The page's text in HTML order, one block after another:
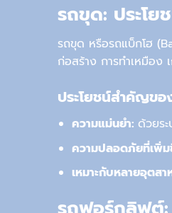
รถขุด: ประโย
รถขุด หรือรถแบ็กโฮ
ก่อสร้าง การทำเหมือง
ประโยชน์สำคัญข
ความแม่นยำ: ด้วยร
ความปลอดภัยที่เพิ่
เหมาะกับหลายอุตสา